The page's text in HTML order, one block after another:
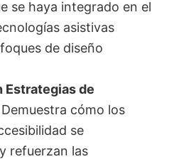
se haya integrado en el
asistivas
de diseño
Estrategias de
Demuestra cómo los
se
refuerzan las